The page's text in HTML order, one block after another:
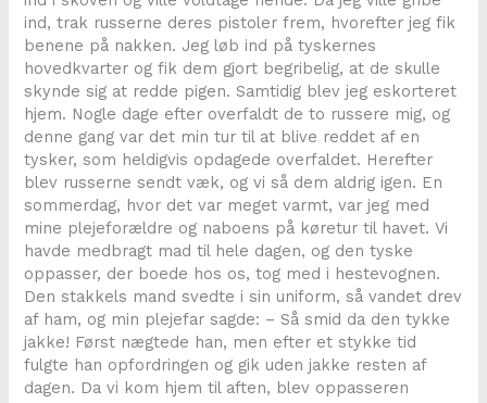
ind, trak russerne deres pistoler frem, hvorefter jeg fik
benene på nakken. Jeg løb ind på tyskernes
hovedkvarter og fik dem gjort begribelig, at de skulle
skynde sig at redde pigen. Samtidig blev jeg eskorteret
hjem. Nogle dage efter overfaldt de to russere mig, og
denne gang var det min tur til at blive reddet af en
tysker, som heldigvis opdagede overfaldet. Herefter
blev russerne sendt væk, og vi så dem aldrig igen. En
sommerdag, hvor det var meget varmt, var jeg med
mine plejeforældre og naboens på køretur til havet. Vi
havde medbragt mad til hele dagen, og den tyske
oppasser, der boede hos os, tog med i hestevognen.
Den stakkels mand svedte i sin uniform, så vandet drev
af ham, og min plejefar sagde: – Så smid da den tykke
jakke! Først nægtede han, men efter et stykke tid
fulgte han opfordringen og gik uden jakke resten af
dagen. Da vi kom hjem til aften, blev oppasseren